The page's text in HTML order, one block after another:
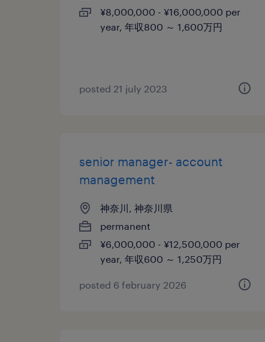
¥8,000,000 - ¥16,000,000 per
year, 年収800 ～ 1,600万円
posted 21 july 2023
senior manager- account
management
神奈川, 神奈川県
permanent
¥6,000,000 - ¥12,500,000 per
year, 年収600 ～ 1,250万円
posted 6 february 2026